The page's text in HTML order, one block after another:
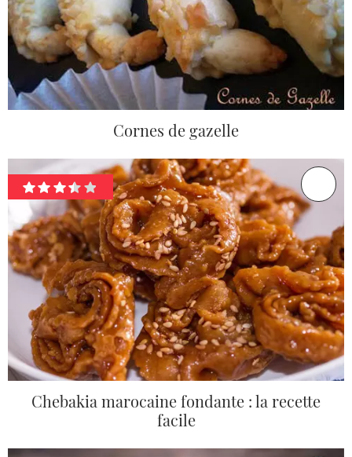
Cornes de gazelle
Chebakia marocaine fondante : la recette
facile